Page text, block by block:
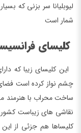
لیوبلیانا سر بزنی که
شمار است
کلیسای
این کلیسای زیبا که
چشم نواز کرده است
ساخت محراب با هنرمند
نقاشی های زیباست
کلیساها هم جزئی از